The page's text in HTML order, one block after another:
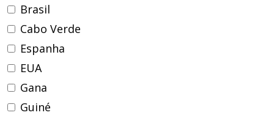
Brasil
Cabo Verde
Espanha
EUA
Gana
Guiné